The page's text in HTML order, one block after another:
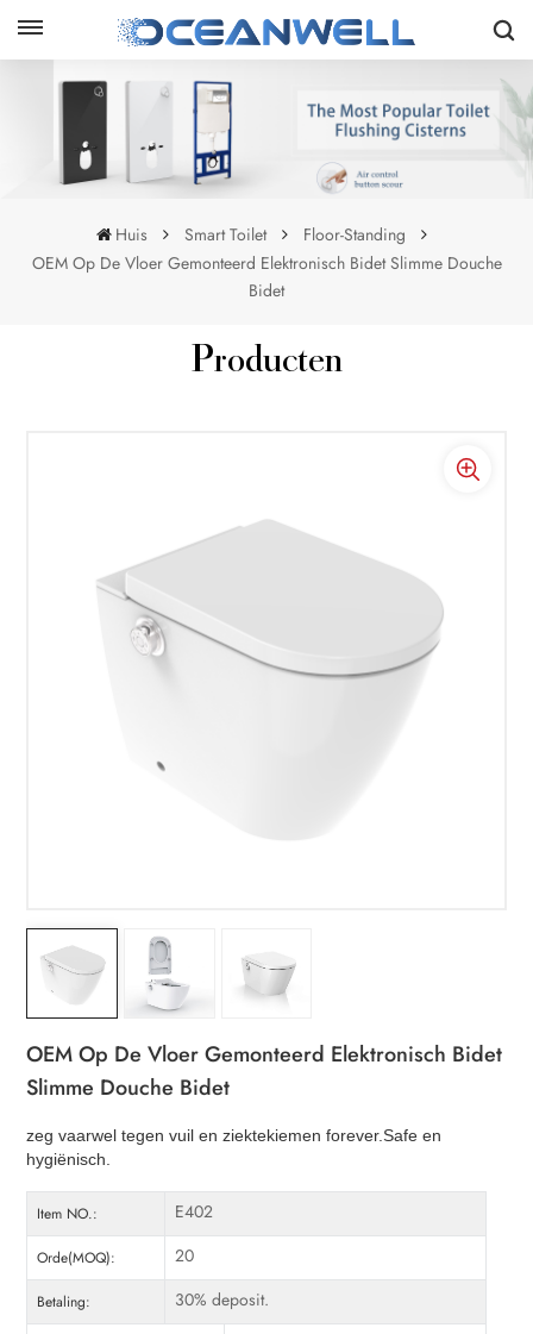
Huis Smart Toilet
Floor-Standing
OEM Op De Vloer Gemonteerd Elektronisch Bidet Slimme Douche
Bidet
Producten
OEM Op De Vloer Gemonteerd Elektronisch Bidet
Slimme Douche Bidet
zeg vaarwel tegen vuil en ziektekiemen forever.Safe en
hygiënisch.
Item NO.: E402
Orde(MOQ): 20
Betaling: 30% deposit.